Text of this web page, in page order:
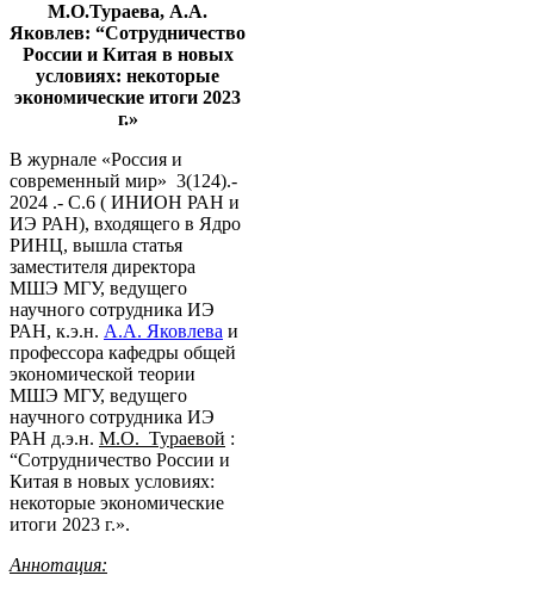
М.О.Тураева, А.А.
Яковлев: “Сотрудничество
России и Китая в новых
условиях: некоторые
экономические итоги 2023
г.»
В журнале «Россия и
современный мир» 3(124).-
2024 .- С.6 ( ИНИОН РАН и
ИЭ РАН), входящего в Ядро
РИНЦ, вышла статья
заместителя директора
МШЭ МГУ, ведущего
научного сотрудника ИЭ
РАН, к.э.н. А.А. Яковлева и
профессора кафедры общей
экономической теории
МШЭ МГУ, ведущего
научного сотрудника ИЭ
РАН д.э.н. М.О. Тураевой :
“Сотрудничество России и
Китая в новых условиях:
некоторые экономические
итоги 2023 г.».
Аннотация: